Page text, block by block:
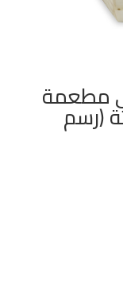
مطعمة
(رسم